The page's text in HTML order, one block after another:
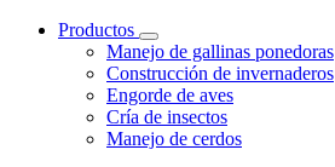
Productos
Manejo de gallinas ponedoras
Construcción de invernaderos
Engorde de aves
Cría de insectos
Manejo de cerdos